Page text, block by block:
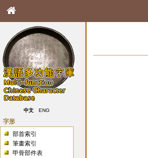
中文 ENG
字形
部首索引
筆畫索引
甲骨部件表